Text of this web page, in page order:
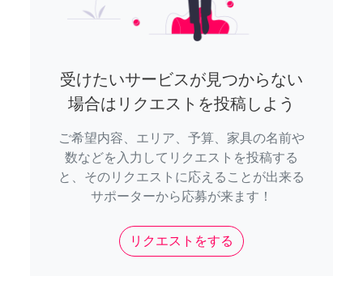
受けたいサービスが見つからない
場合はリクエストを投稿しよう
ご希望内容、エリア、予算、家具の名前や
数などを入力してリクエストを投稿する
と、そのリクエストに応えることが出来る
サポーターから応募が来ます！
リクエストをする